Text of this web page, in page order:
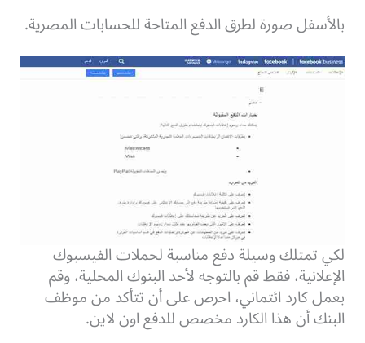
بالأسفل صورة لطرق الدفع المتاحة للحسابات المصرية.
لكي تمتلك وسيلة دفع مناسبة لحملات الفيسبوك
الإعلانية، فقط قم بالتوجه لأحد البنوك المحلية، وقم
بعمل كارد ائتماني،احرص على أن تتأكد من موظف
البنك أن هذا الكارد مخصص للدفع اون لاين.